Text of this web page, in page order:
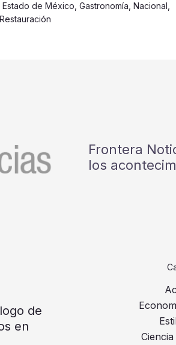
Estado de México Gastronomía Nacional
Restauración
Frontera
los
de
en